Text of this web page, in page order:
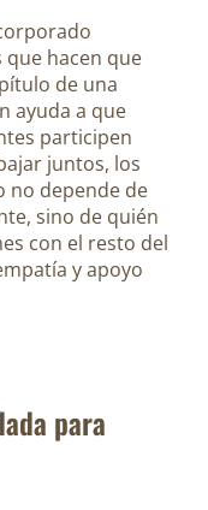
hacen que
de una
ayuda a que
participen
juntos, los
no depende de
sino de quién
con el resto del
y apoyo
para